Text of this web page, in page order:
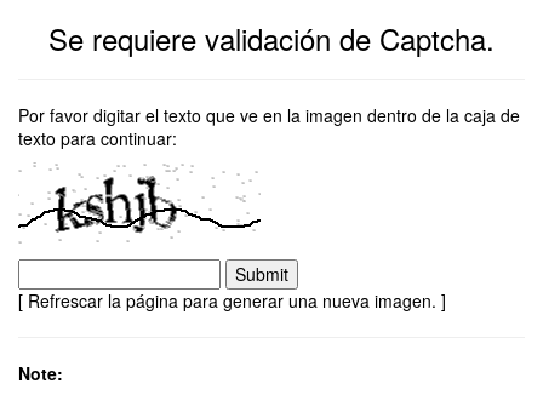
Se requiere validación de Captcha.
Por favor digitar el texto que ve en la imagen dentro de la caja de
texto para continuar:
[ Refrescar la página para generar una nueva imagen. ]
Note: